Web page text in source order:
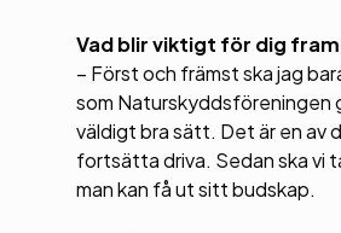
Vad blir viktigt för dig
– Först och främst ska jag
som Naturskyddsföreningen
väldigt bra sätt. Det är en av
fortsätta driva. Sedan ska vi
man kan få ut sitt budskap.